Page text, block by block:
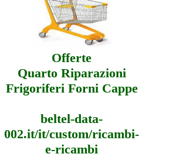
Offerte
Quarto Riparazioni
Frigoriferi Forni Cappe
beltel-data-
002.it/it/custom/ricambi-
e-ricambi